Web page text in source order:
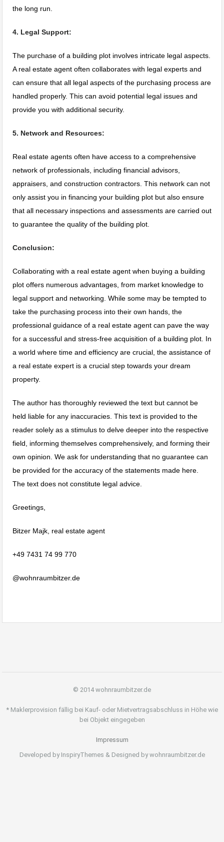
the long run.
4. Legal Support:
The purchase of a building plot involves intricate legal aspects.
A real estate agent often collaborates with legal experts and
can ensure that all legal aspects of the purchasing process are
handled properly. This can avoid potential legal issues and
provide you with additional security.
5. Network and Resources:
Real estate agents often have access to a comprehensive
network of professionals, including financial advisors,
appraisers, and construction contractors. This network can not
only assist you in financing your building plot but also ensure
that all necessary inspections and assessments are carried out
to guarantee the quality of the building plot.
Conclusion:
Collaborating with a real estate agent when buying a building
plot offers numerous advantages, from market knowledge to
legal support and networking. While some may be tempted to
take the purchasing process into their own hands, the
professional guidance of a real estate agent can pave the way
for a successful and stress-free acquisition of a building plot. In
a world where time and efficiency are crucial, the assistance of
a real estate expert is a crucial step towards your dream
property.
The author has thoroughly reviewed the text but cannot be
held liable for any inaccuracies. This text is provided to the
reader solely as a stimulus to delve deeper into the respective
field, informing themselves comprehensively, and forming their
own opinion. We ask for understanding that no guarantee can
be provided for the accuracy of the statements made here.
The text does not constitute legal advice.
Greetings,
Bitzer Majk, real estate agent
+49 7431 74 99 770
@wohnraumbitzer.de
© 2014 wohnraumbitzer.de
* Maklerprovision fällig bei Kauf- oder Mietvertragsabschluss in Höhe wie
bei Objekt eingegeben
Impressum
Developed by InspiryThemes & Designed by wohnraumbitzer.de